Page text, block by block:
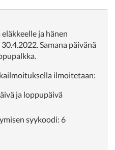
ja hänen
Samana päivänä
ilmoitetaan:
ja loppupäivä
syykoodi: 6